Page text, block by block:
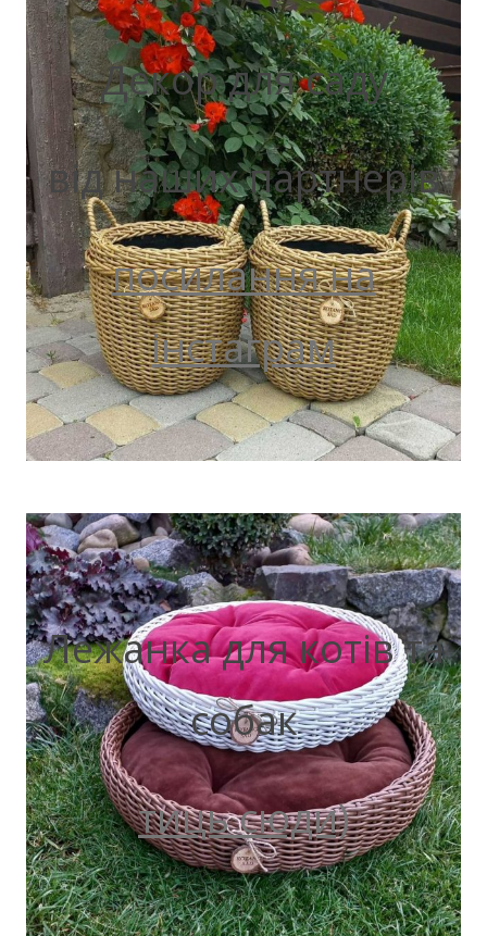
Декор для саду
від наших партнерів
посилання на
інстаграм
Лежанка для котів та
собак
тиць сюди)